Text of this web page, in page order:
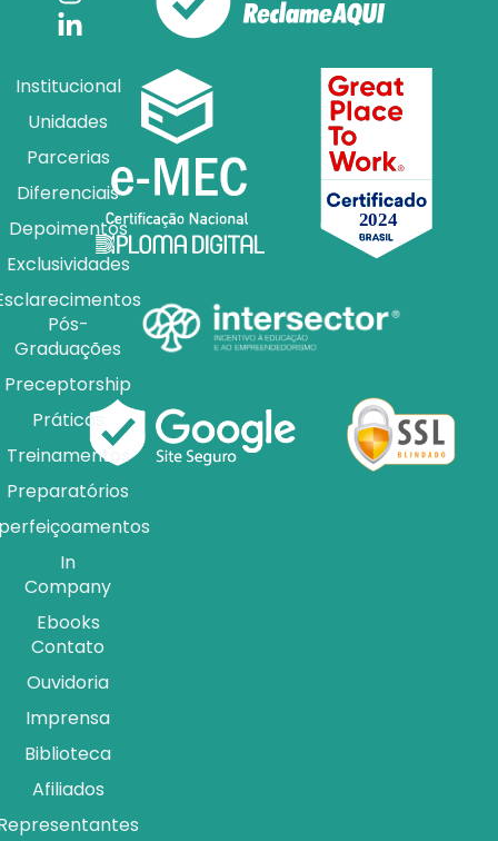
Institucional
Unidades
Parcerias
Diferenciais
Depoimentos
Exclusividades
Pós-
Graduações
Preceptorship
Práticas
Treinamentos
Preparatórios
In
Company
Ebooks
Contato
Ouvidoria
Imprensa
Biblioteca
Afiliados